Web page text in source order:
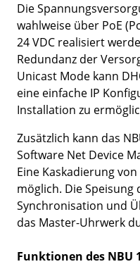
Die
wahlweise über PoE
24 VDC realisiert
Redundanz der
Unicast Mode kann
eine einfache IP
Installation zu
Zusätzlich kann das
Software Net Device
Eine Kaskadierung
möglich. Die Speisung
Synchronisation und
das Master-Uhrwerk
Funktionen des NBU